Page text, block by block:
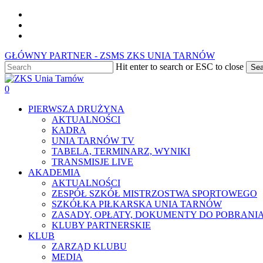
Skip
main
GŁÓWNY PARTNER - ZSMS ZKS UNIA TARNÓW
Hit enter to search or ESC to close
Close
Search
0
PIERWSZA DRUŻYNA
AKTUALNOŚCI
KADRA
UNIA TARNÓW TV
TABELA, TERMINARZ, WYNIKI
TRANSMISJE LIVE
AKADEMIA
AKTUALNOŚCI
ZESPÓŁ SZKÓŁ MISTRZOSTWA SPORTOWEGO
SZKÓŁKA PIŁKARSKA UNIA TARNÓW
ZASADY, OPŁATY, DOKUMENTY DO POBRANIA
KLUBY PARTNERSKIE
KLUB
ZARZĄD KLUBU
MEDIA